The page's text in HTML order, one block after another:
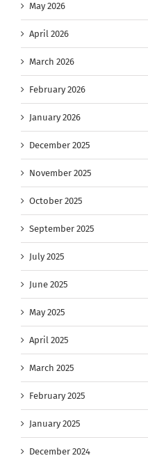
May 2026
April 2026
March 2026
February 2026
January 2026
December 2025
November 2025
October 2025
September 2025
July 2025
June 2025
May 2025
April 2025
March 2025
February 2025
January 2025
December 2024